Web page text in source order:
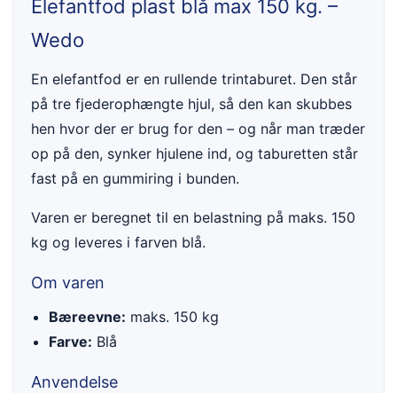
Elefantfod plast blå max 150 kg. –
Wedo
En elefantfod er en rullende trintaburet. Den står
på tre fjederophængte hjul, så den kan skubbes
hen hvor der er brug for den – og når man træder
op på den, synker hjulene ind, og taburetten står
fast på en gummiring i bunden.
Varen er beregnet til en belastning på maks. 150
kg og leveres i farven blå.
Om varen
Bæreevne: maks. 150 kg
Farve: Blå
Anvendelse